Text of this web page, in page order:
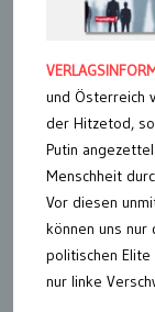
und Österreich
der Hitzetod,
Putin
Menschheit
Vor diesen
können uns nur
politischen
nur linke